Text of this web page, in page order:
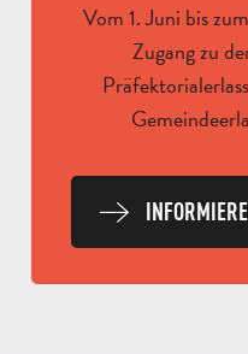
Vom 1. Juni bis
Zugang zu